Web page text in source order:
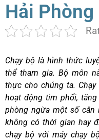
Hải Phòng
Chạy bộ là hình thức
thể tham gia. Bộ môn
thực cho chúng ta.
hoạt động tim phổi,
phòng ngừa một số căn
không có thời gian hay
chạy bộ với máy chạy